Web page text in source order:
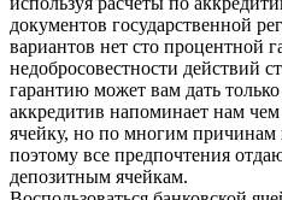
документов государственной
вариантов нет сто процентной
недобросовестности действий
гарантию может вам дать
аккредитив напоминает нам чем
ячейку, но по многим причинам
поэтому все предпочтения
депозитным ячейкам.